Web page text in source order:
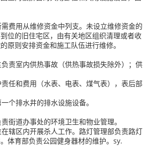
费用从维修资金中列支。未设立维修资金的
位的旧住宅区，由有关地区组织清理或者收
原则安排资金和施工队伍进行维修。
责室内供热事故（供热事故损失除外）；供
任和费用（水表、电表、煤气表），表后部
个排水井的排水设施设备。
街道办事处的环境卫生和物业管理。
辖区内开展杀人工作。路灯管理部负责路灯
体育部负责公园健身器材的维护。sy.